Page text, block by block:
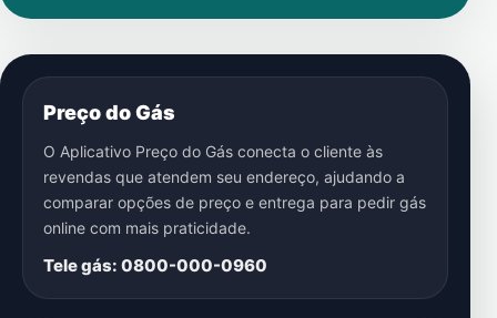
Preço do Gás
O Aplicativo Preço do Gás conecta o cliente às
revendas que atendem seu endereço, ajudando a
comparar opções de preço e entrega para pedir gás
online com mais praticidade.
Tele gás: 0800-000-0960